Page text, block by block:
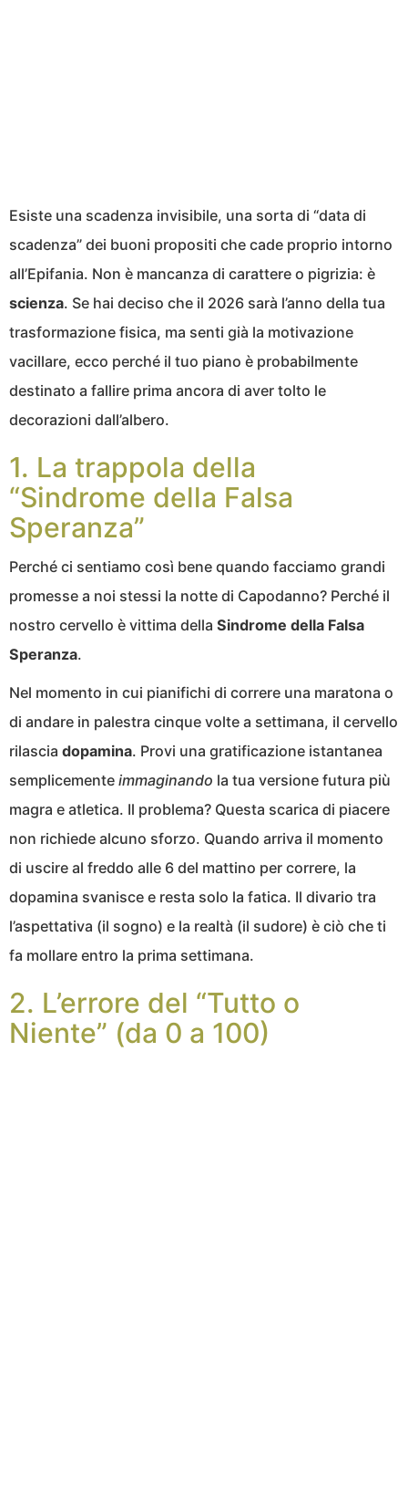
Esiste una scadenza invisibile, una sorta di “data di
scadenza” dei buoni propositi che cade proprio intorno
all’Epifania. Non è mancanza di carattere o pigrizia: è
scienza. Se hai deciso che il 2026 sarà l’anno della tua
trasformazione fisica, ma senti già la motivazione
vacillare, ecco perché il tuo piano è probabilmente
destinato a fallire prima ancora di aver tolto le
decorazioni dall’albero.
1. La trappola della
“Sindrome della Falsa
Speranza”
Perché ci sentiamo così bene quando facciamo grandi
promesse a noi stessi la notte di Capodanno? Perché il
nostro cervello è vittima della Sindrome della Falsa
Speranza.
Nel momento in cui pianifichi di correre una maratona o
di andare in palestra cinque volte a settimana, il cervello
rilascia dopamina. Provi una gratificazione istantanea
semplicemente immaginando la tua versione futura più
magra e atletica. Il problema? Questa scarica di piacere
non richiede alcuno sforzo. Quando arriva il momento
di uscire al freddo alle 6 del mattino per correre, la
dopamina svanisce e resta solo la fatica. Il divario tra
l’aspettativa (il sogno) e la realtà (il sudore) è ciò che ti
fa mollare entro la prima settimana.
2. L’errore del “Tutto o
Niente” (da 0 a 100)